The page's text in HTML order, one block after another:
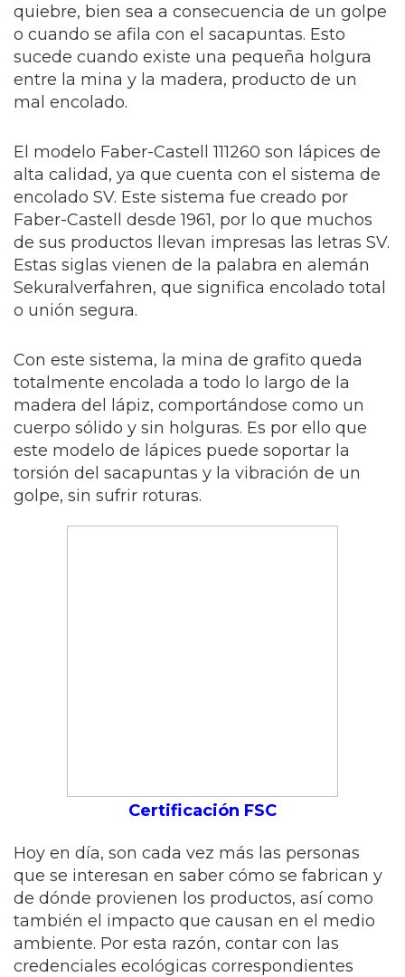
quiebre, bien sea a consecuencia de un golpe
o cuando se afila con el sacapuntas. Esto
sucede cuando existe una pequeña holgura
entre la mina y la madera, producto de un
mal encolado.
El modelo Faber-Castell 111260 son lápices de
alta calidad, ya que cuenta con el sistema de
encolado SV. Este sistema fue creado por
Faber-Castell
desde 1961, por lo que muchos
de sus productos llevan impresas las letras SV.
Estas siglas vienen de la palabra en alemán
Sekuralverfahren, que significa encolado total
o unión segura.
Con este sistema, la mina de grafito queda
totalmente encolada a todo lo largo de la
madera del lápiz, comportándose como un
cuerpo sólido y sin holguras. Es por ello que
este modelo de lápices puede soportar la
torsión del sacapuntas y la vibración de un
golpe, sin sufrir roturas.
Certificación FSC
Hoy en día, son cada vez más las personas
que se interesan en saber cómo se fabrican y
de dónde provienen los productos, así como
también el impacto que causan en el medio
ambiente. Por esta razón, contar con las
credenciales ecológicas correspondientes